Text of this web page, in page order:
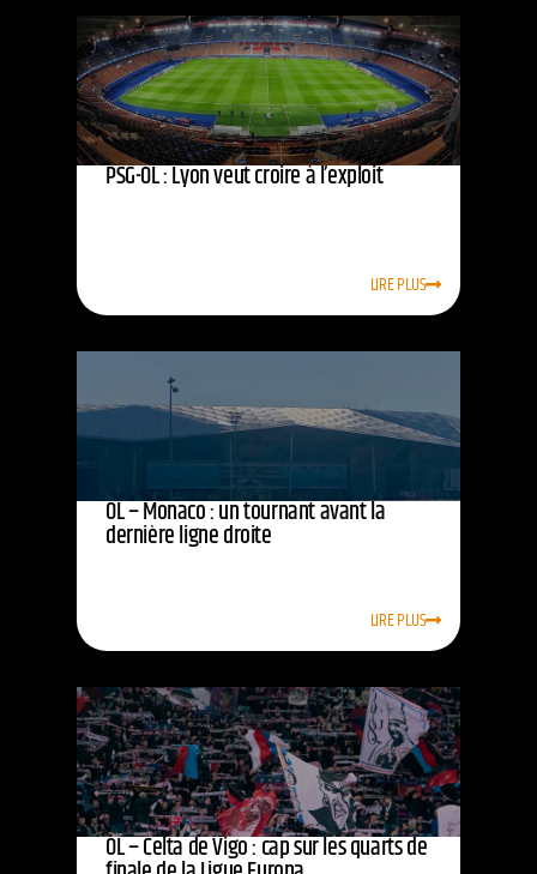
PSG-OL : Lyon veut croire à l’exploit
LIRE PLUS
OL – Monaco : un tournant avant la
dernière ligne droite
LIRE PLUS
OL – Celta de Vigo : cap sur les quarts de